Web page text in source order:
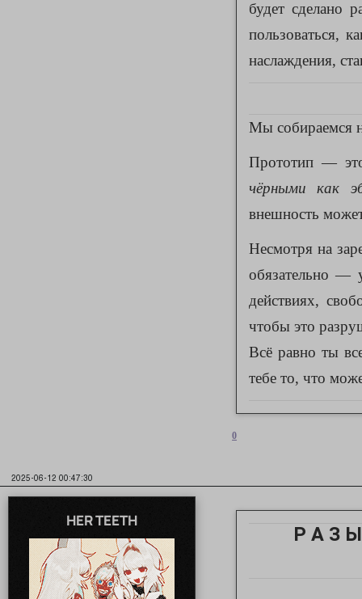
будет сделано
пользоваться,
наслаждения,
Мы собираемся
Прототип —
чёрными как
внешность
Несмотря на
обязательно —
действиях,
чтобы это
Всё равно ты
тебе то, что
0
2025-06-12 00:47:30
HER TEETH
Р А З